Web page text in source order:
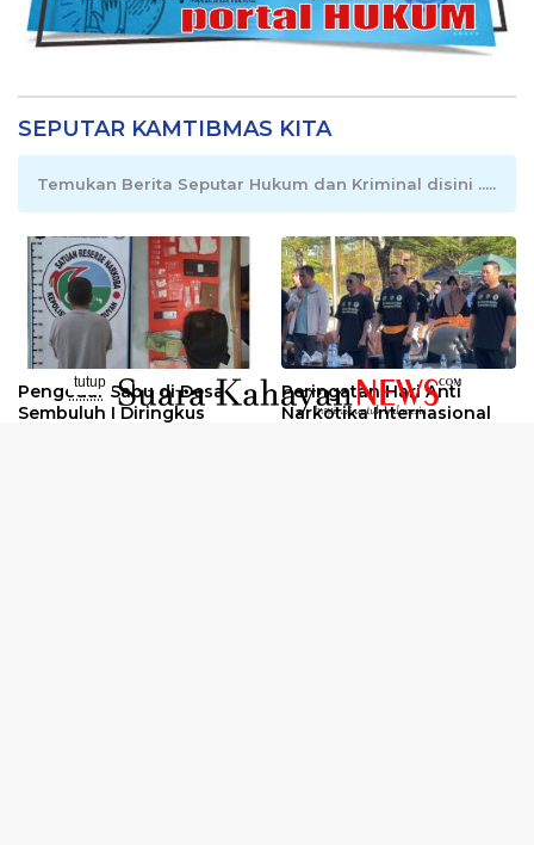
SEPUTAR KAMTIBMAS KITA
Temukan Berita Seputar Hukum dan Kriminal disini .....
Pengedar Sabu di Desa
Sembuluh I Diringkus
Peringatan Hari Anti
Narkotika Internasional
tutup
..........